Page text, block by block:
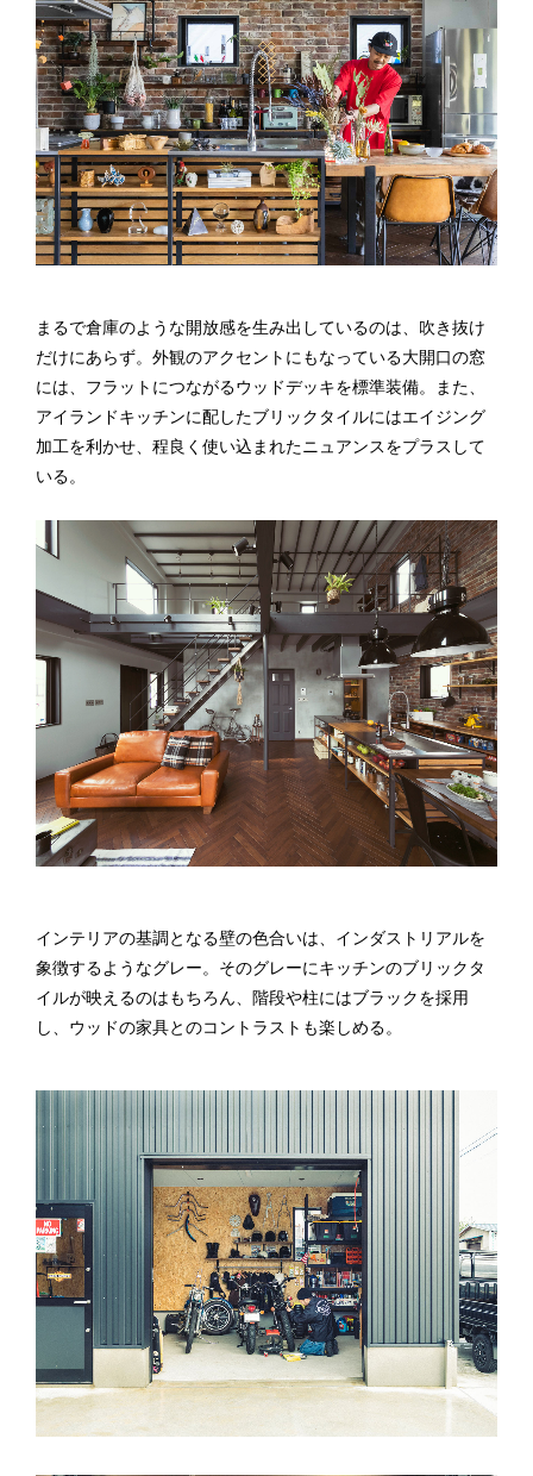
まるで倉庫のような開放感を生み出しているのは、吹き抜け
だけにあらず。外観のアクセントにもなっている大開口の窓
には、フラットにつながるウッドデッキを標準装備。また、
アイランドキッチンに配したブリックタイルにはエイジング
加工を利かせ、程良く使い込まれたニュアンスをプラスして
いる。
インテリアの基調となる壁の色合いは、インダストリアルを
象徴するようなグレー。そのグレーにキッチンのブリックタ
イルが映えるのはもちろん、階段や柱にはブラックを採用
し、ウッドの家具とのコントラストも楽しめる。